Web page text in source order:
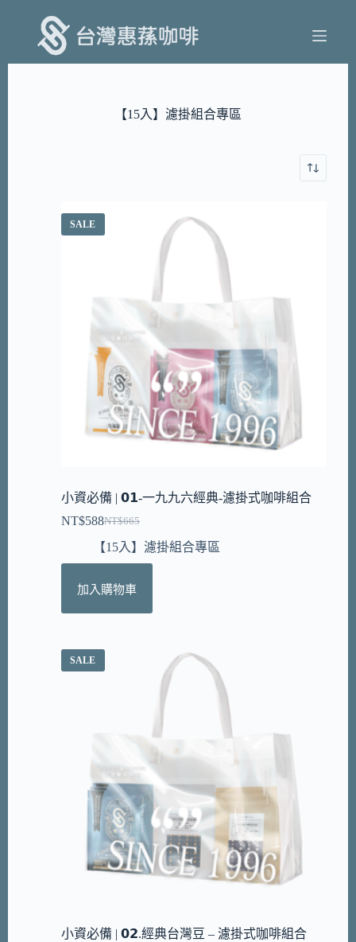
【15入】濾掛組合專區
SALE
小資必備 | 𝟬𝟭-一九九六經典-濾掛式咖啡組合
NT$665
NT$588
【15入】濾掛組合專區
加入購物車
SALE
小資必備 | 𝟬𝟮.經典台灣豆 – 濾掛式咖啡組合